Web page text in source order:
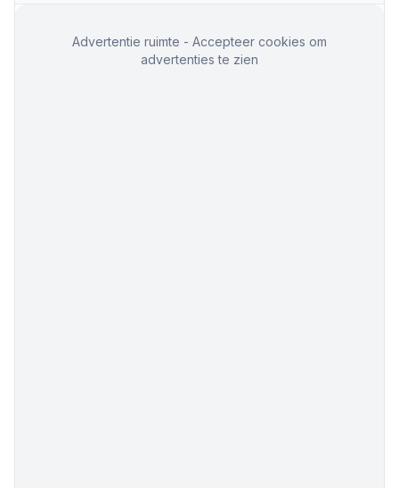
Advertentie ruimte - Accepteer cookies om
advertenties te zien